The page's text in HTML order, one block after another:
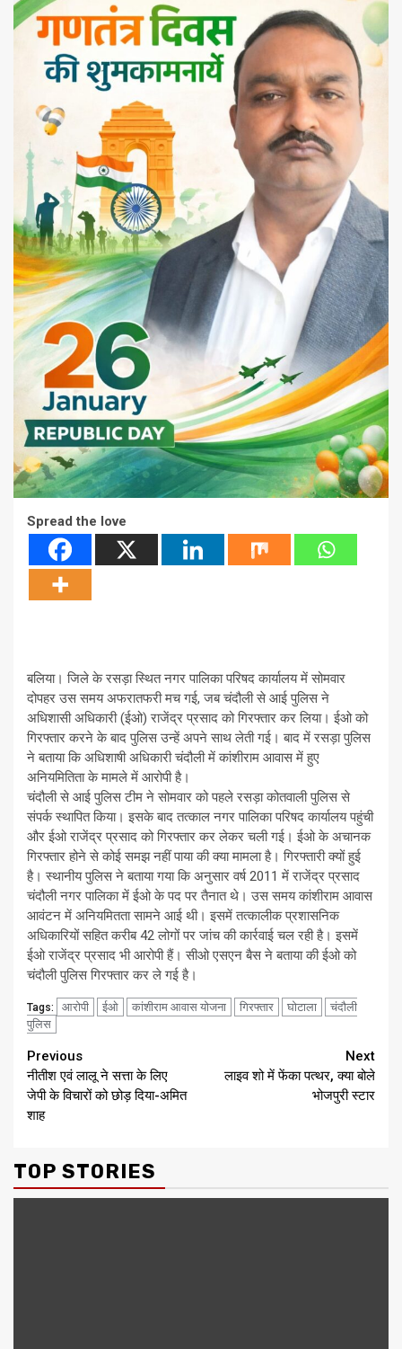
Spread the love
बलिया। जिले के रसड़ा स्थित नगर पालिका परिषद कार्यालय में सोमवार
दोपहर उस समय अफरातफरी मच गई, जब चंदौली से आई पुलिस ने
अधिशासी अधिकारी (ईओ) राजेंद्र प्रसाद को गिरफ्तार कर लिया। ईओ को
गिरफ्तार करने के बाद पुलिस उन्हें अपने साथ लेती गई। बाद में रसड़ा पुलिस
ने बताया कि अधिशाषी अधिकारी चंदौली में कांशीराम आवास में हुए
अनियमितिता के मामले में आरोपी है।
चंदौली से आई पुलिस टीम ने सोमवार को पहले रसड़ा कोतवाली पुलिस से
संपर्क स्थापित किया। इसके बाद तत्काल नगर पालिका परिषद कार्यालय पहुंची
और ईओ राजेंद्र प्रसाद को गिरफ्तार कर लेकर चली गई। ईओ के अचानक
गिरफ्तार होने से कोई समझ नहीं पाया की क्या मामला है। गिरफ्तारी क्यों हुई
है। स्थानीय पुलिस ने बताया गया कि अनुसार वर्ष 2011 में राजेंद्र प्रसाद
चंदौली नगर पालिका में ईओ के पद पर तैनात थे। उस समय कांशीराम आवास
आवंटन में अनियमितता सामने आई थी। इसमें तत्कालीक प्रशासनिक
अधिकारियों सहित करीब 42 लोगों पर जांच की कार्रवाई चल रही है। इसमें
ईओ राजेंद्र प्रसाद भी आरोपी हैं। सीओ एसएन बैस ने बताया की ईओ को
चंदौली पुलिस गिरफ्तार कर ले गई है।
Tags: आरोपी ईओ कांशीराम आवास योजना गिरफ्तार घोटाला
चंदौली
पुलिस
Continue
Reading
Previous
नीतीश एवं लालू ने सत्ता के लिए
जेपी के विचारों को छोड़ दिया-अमित
शाह
Next
लाइव शो में फेंका पत्थर, क्या बोले
भोजपुरी स्टार
TOP STORIES